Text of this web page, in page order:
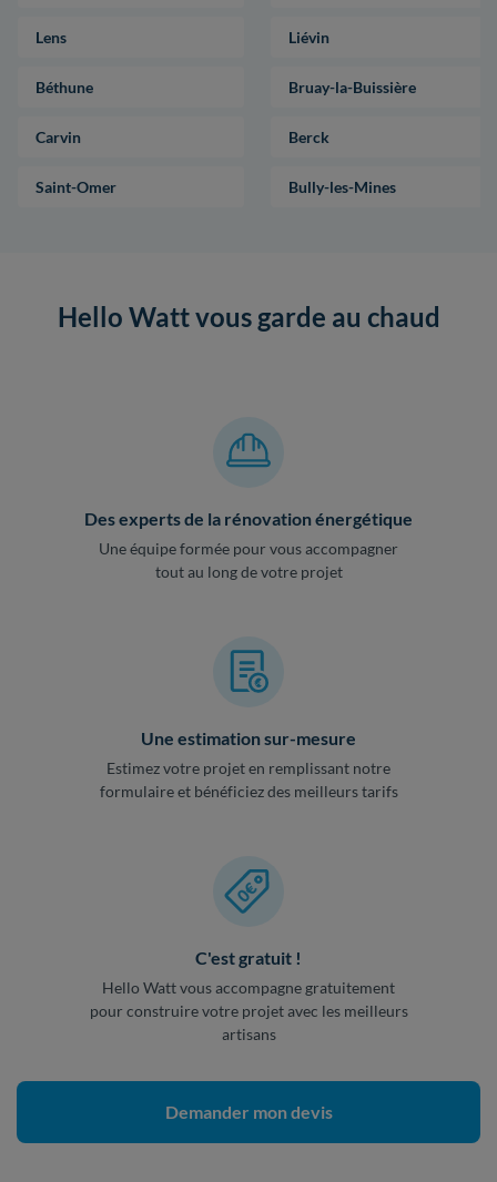
Lens Liévin
Béthune Bruay-la-Buissière
Carvin Berck
Saint-Omer Bully-les-Mines
Hello Watt vous garde au chaud
Des experts de la rénovation énergétique
Une équipe formée pour vous accompagner
tout au long de votre projet
Une estimation sur-mesure
Estimez votre projet en remplissant notre
formulaire et bénéficiez des meilleurs tarifs
C'est gratuit !
Hello Watt vous accompagne gratuitement
pour construire votre projet avec les meilleurs
artisans
Demander mon devis